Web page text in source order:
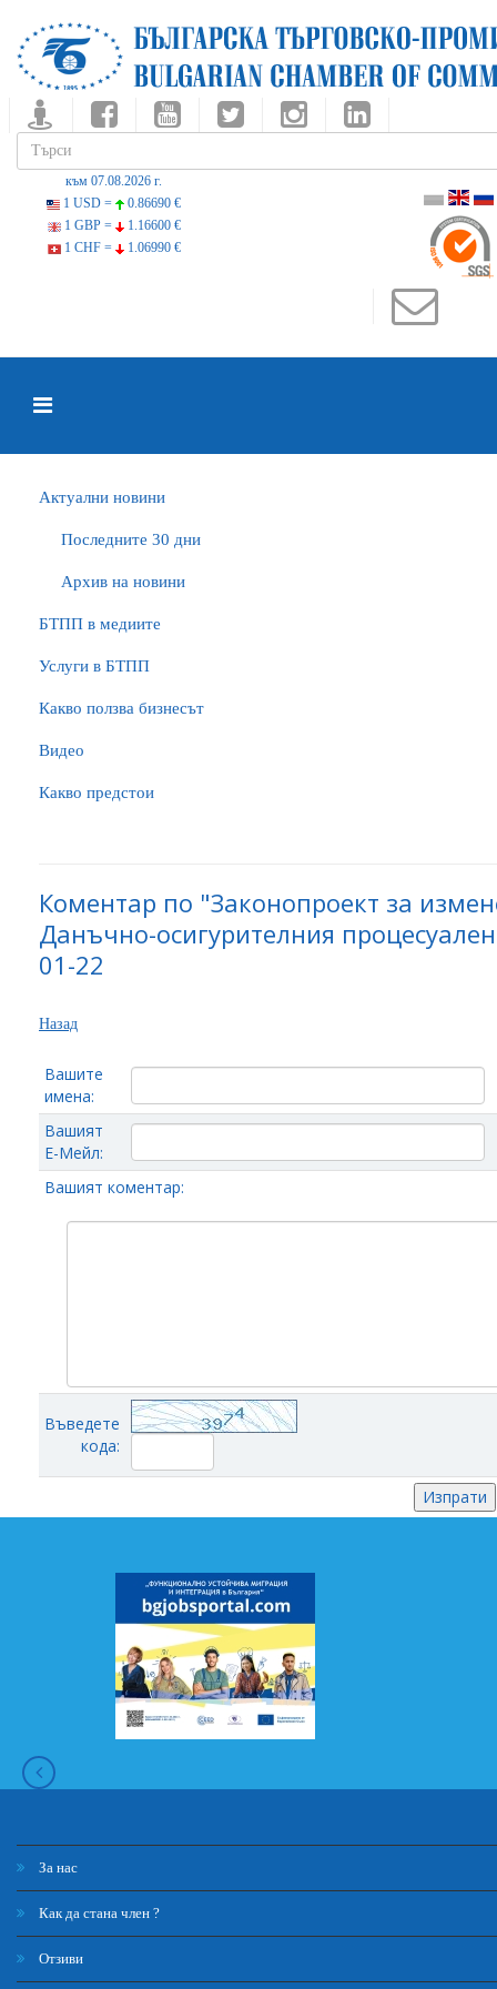
към 07.08.2026 г.
1 USD =
0.86690 €
1 GBP =
1.16600 €
1 CHF =
1.06990 €
Актуални новини
Последните 30 дни
Архив на новини
БTПП в медиите
Услуги в БТПП
Какво ползва бизнесът
Видео
Какво предстои
Коментар по "Законопроект за
Данъчно-осигурителния
01-22
Назад
Вашите
имена:
Вашият
Е-Мейл:
Вашият коментар:
Въведете
кода:
За нас
Как да стана член ?
Отзиви